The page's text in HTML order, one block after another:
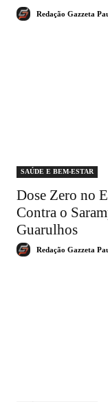
Redação Gazzeta
SAÚDE E BEM-ESTAR
Dose Zero no
Contra o
Guarulhos
Redação Gazzeta